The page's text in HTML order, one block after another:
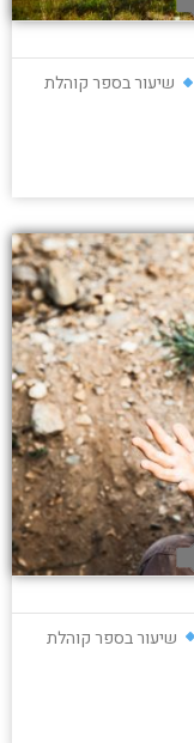
שיעור בספר קוהלת
שיעור בספר קוהלת